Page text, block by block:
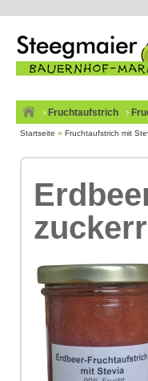
Fruchtaufstrich
Startseite » Fruchtaufstrich mit